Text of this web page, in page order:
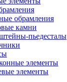
обрамления
камни
пьедесталы
элементы
элементы